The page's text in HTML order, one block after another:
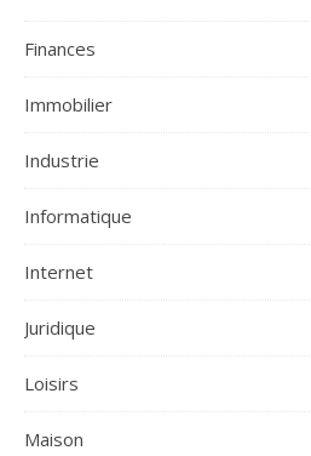
Finances
Immobilier
Industrie
Informatique
Internet
Juridique
Loisirs
Maison